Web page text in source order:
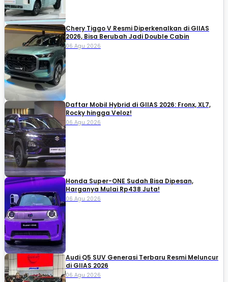
Chery Tiggo V Resmi Diperkenalkan di GIIAS
2026, Bisa Berubah Jadi Double Cabin
06 Agu 2026
Daftar Mobil Hybrid di GIIAS 2026: Fronx, XL7,
Rocky hingga Veloz!
06 Agu 2026
Honda Super-ONE Sudah Bisa Dipesan,
Harganya Mulai Rp438 Juta!
06 Agu 2026
Audi Q5 SUV Generasi Terbaru Resmi Meluncur
di GIIAS 2026
06 Agu 2026